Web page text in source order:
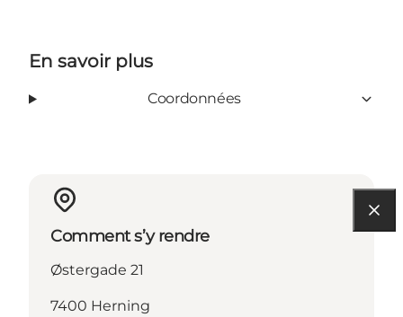
En savoir plus
Coordonnées
Comment s’y rendre
Østergade 21
7400 Herning